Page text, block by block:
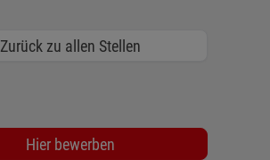
Zurück zu allen Stellen
Hier bewerben